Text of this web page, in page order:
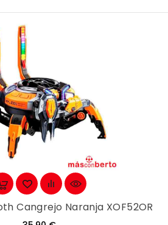
Cangrejo Naranja XOF52OR